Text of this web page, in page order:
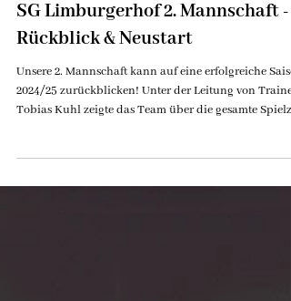
SG 1919 Limburgerhof e.V.
SG Limburgerhof 2. Mannschaft -
Rückblick & Neustart